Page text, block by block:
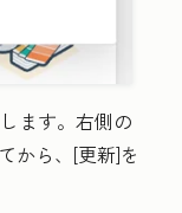
ます。右側の
から、[更新]を